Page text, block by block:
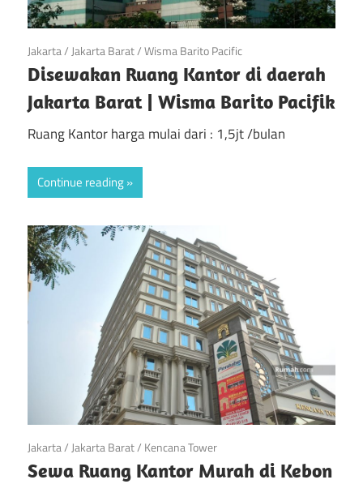
March 31, 2018
Jakarta/ Jakarta Barat/Wisma Barito Pacific
Disewakan Ruang Kantor di daerah
Jakarta Barat | Wisma Barito Pacifik
Ruang Kantor harga mulai dari : 1,5jt /bulan
Continue reading
February 18, 2018
Jakarta/ Jakarta Barat/ Kencana Tower
Sewa Ruang Kantor Murah di Kebon